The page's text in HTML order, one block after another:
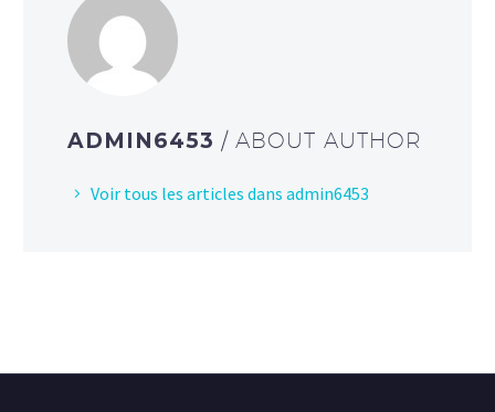
ADMIN6453 / ABOUT AUTHOR
Voir tous les articles dans admin6453